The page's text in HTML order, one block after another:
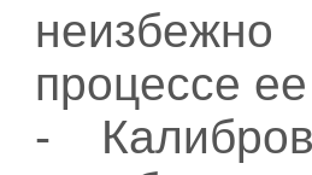
процессе
-